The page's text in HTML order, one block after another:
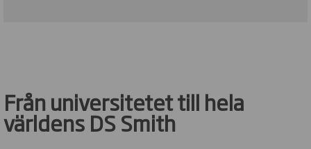
Från universitetet till hela
världens DS Smith